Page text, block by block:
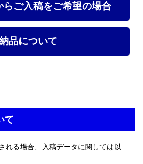
ご入稿をご希望の場合
品について
て
れる場合、入稿データに関しては以